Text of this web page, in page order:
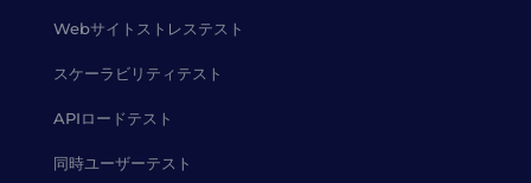
Webサイトストレステスト
スケーラビリティテスト
APIロードテスト
同時ユーザーテスト